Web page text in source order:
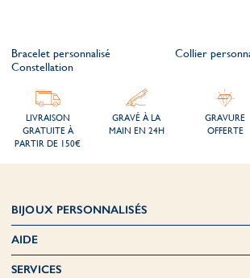
Bracelet personnalisé
Constellation
Collier
LIVRAISON
GRATUITE À
PARTIR DE 150€
GRAVÉ À LA
MAIN EN 24H
GRAVURE
OFFERTE
BIJOUX PERSONNALISÉS
AIDE
SERVICES